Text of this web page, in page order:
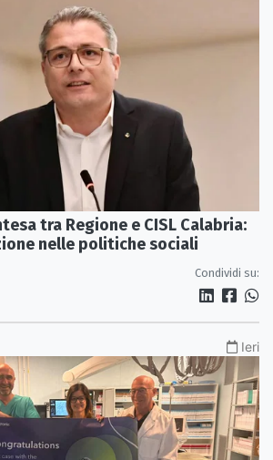
tra Regione e CISL Calabria:
nelle politiche sociali
Condividi su:
Ieri